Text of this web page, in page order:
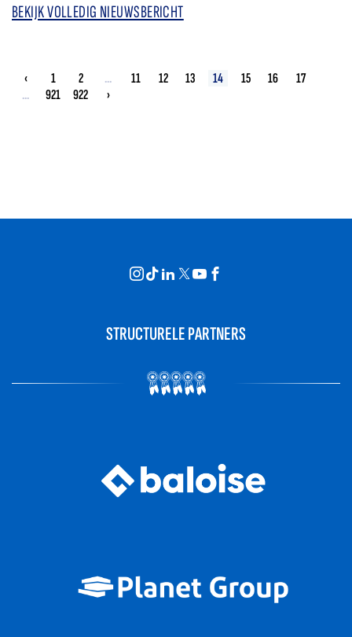
BEKIJK VOLLEDIG NIEUWSBERICHT
‹ 1 2 ... 11 12 13 14 15 16
17
...
921 922 ›
STRUCTURELE PARTNERS